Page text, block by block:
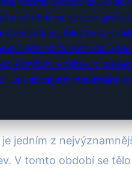
vhodné na spodní
konstrukce: Jaké typy
na funkčnost:
komfort a zdraví v
Jak si zajistit maximální
je jedním z
V tomto období se